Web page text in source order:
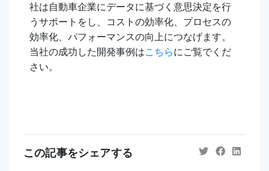
社は自動車企業にデータに基づく意思決定を行
うサポートをし、コストの効率化、プロセスの
効率化、パフォーマンスの向上につなげます。
当社の成功した開発事例はこちらにご覧でくだ
さい。
この記事をシェアする